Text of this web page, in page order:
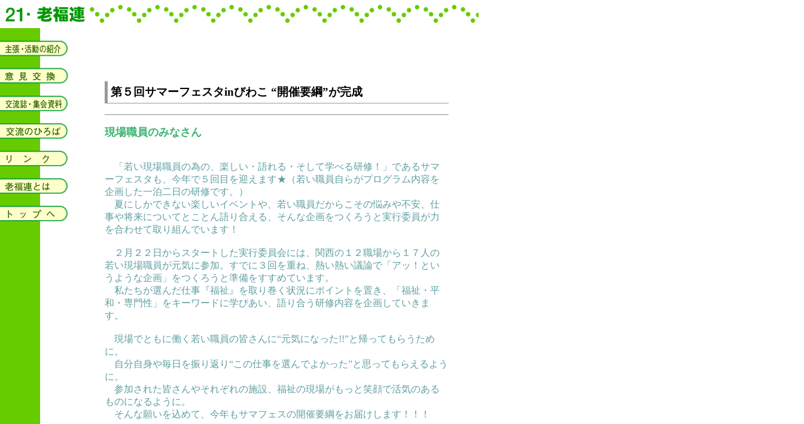
第５回サマーフェスタinびわこ “開催要綱”が完成
現場職員のみなさん
「若い現場職員の為の、楽しい・語れる・そして学べる研修！」であるサマ
ーフェスタも、今年で５回目を迎えます★（若い職員自らがプログラム内容を
企画した一泊二日の研修です。）
夏にしかできない楽しいイベントや、若い職員だからこその悩みや不安、仕
事や将来についてとことん語り合える、そんな企画をつくろうと実行委員が力
を合わせて取り組んでいます！
２月２２日からスタートした実行委員会には、関西の１２職場から１７人の
若い現場職員が元気に参加。すでに３回を重ね、熱い熱い議論で「アッ！とい
うような企画」をつくろうと準備をすすめています。
私たちが選んだ仕事『福祉』を取り巻く状況にポイントを置き、「福祉・平
和・専門性」をキーワードに学びあい、語り合う研修内容を企画していきま
す。
現場でともに働く若い職員の皆さんに“元気になった!!”と帰ってもらうため
に。
自分自身や毎日を振り返り“この仕事を選んでよかった”と思ってもらえるよう
に。
参加された皆さんやそれぞれの施設、福祉の現場がもっと笑顔で活気のある
ものになるように。
そんな願いを込めて、今年もサマフェスの開催要綱をお届けします！！！